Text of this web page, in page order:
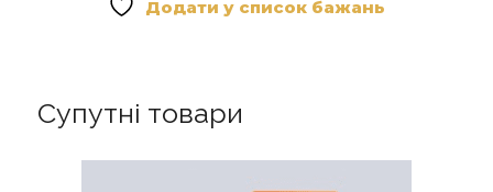
Додати у список бажань
Супутні товари